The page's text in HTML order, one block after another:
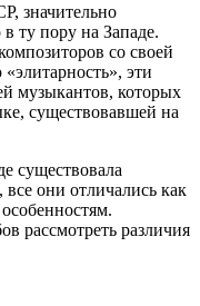
значительно
ту пору на Западе.
со своей
эти
музыкантов, которых
существовавшей на
существовала
они отличались как
рассмотреть различия